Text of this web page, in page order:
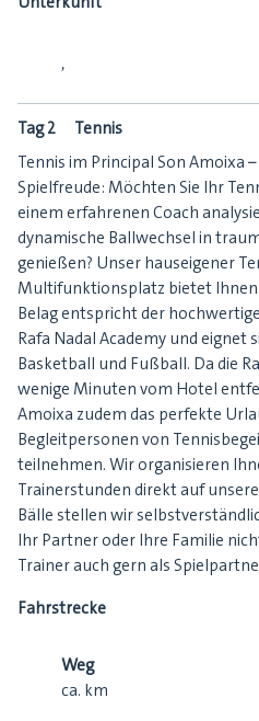
,
Tag 2 Tennis
Tennis im Principal Son Amoixa
Spielfreude: Möchten Sie Ihr
einem erfahrenen Coach
dynamische Ballwechsel in
genießen? Unser hauseigener
Multifunktionsplatz bietet
Belag entspricht der
Rafa Nadal Academy und eignet
Basketball und Fußball. Da die
wenige Minuten vom Hotel
Amoixa zudem das perfekte
Begleitpersonen von
teilnehmen. Wir organisieren
Trainerstunden direkt auf
Bälle stellen wir
Ihr Partner oder Ihre Familie
Trainer auch gern als
Fahrstrecke
Weg
ca. km